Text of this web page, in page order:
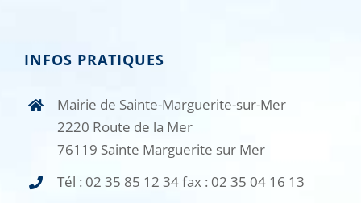
INFOS PRATIQUES
Mairie de Sainte-Marguerite-sur-Mer
2220 Route de la Mer
76119 Sainte Marguerite sur Mer
Tél : 02 35 85 12 34 fax : 02 35 04 16 13